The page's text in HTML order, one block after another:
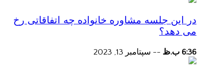
در این جلسه مشاوره خانواده چه اتفاقاتی رخ
می دهد؟
6:36 ب.ظ -- سپتامبر 13, 2023